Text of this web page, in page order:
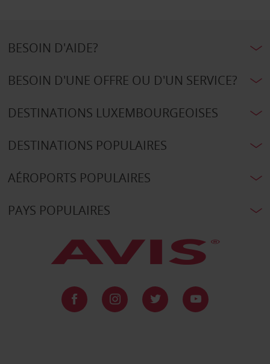
BESOIN D'AIDE?
BESOIN D'UNE OFFRE OU D'UN SERVICE?
DESTINATIONS LUXEMBOURGEOISES
DESTINATIONS POPULAIRES
AÉROPORTS POPULAIRES
PAYS POPULAIRES